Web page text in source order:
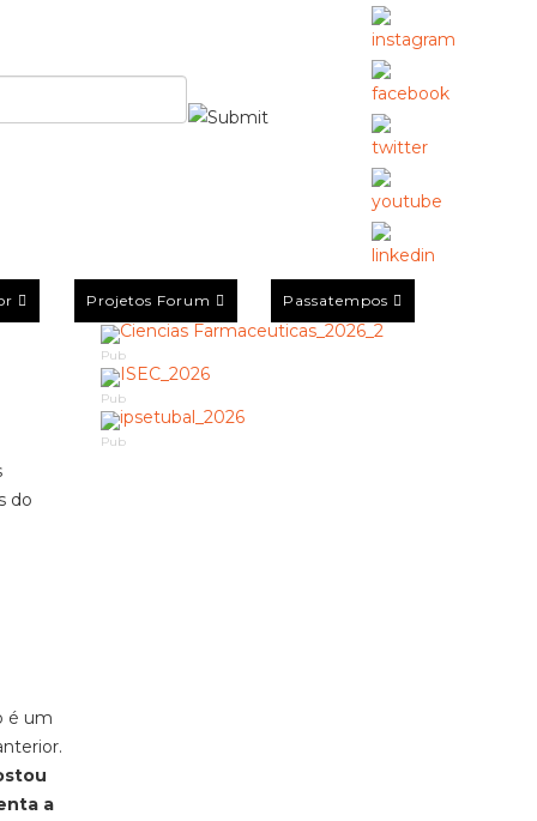
Projetos Forum Passatempos
do
é um
a
Pub
Pub
Pub